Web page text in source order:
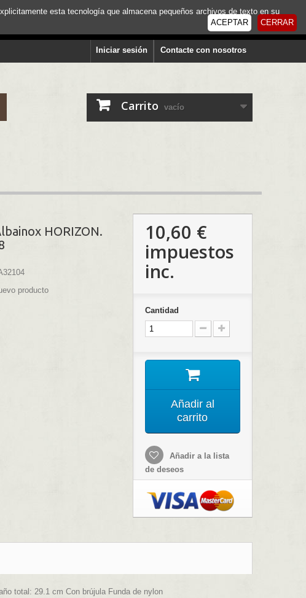
Contacte con nosotros
Iniciar sesión
Carrito vacío
esta tecnología que almacena pequeños archivos de texto en su
CERRAR
ACEPTAR
HORIZON.
producto
10,60 €
impuestos
inc.
Cantidad
Añadir al
carrito
Añadir a la lista
de deseos
total: 29.1 cm Con brújula Funda de nylon